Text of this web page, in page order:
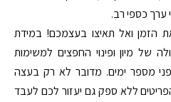
ערך כספי רב.
הזמן ואל תאיצו בעצמכם! במידת
של מיון ופינוי החפצים למשימות
פני מספר ימים. מדובר לא רק בעצה
הפריטים ללא ספק גם יעזור לכם לעבד